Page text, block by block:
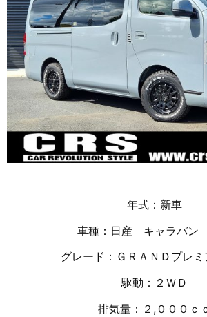
年式：新車
車種：日産 キャラバン
グレード：ＧＲＡＮＤプレミ
駆動：２ＷＤ
排気量：２,０００ｃ